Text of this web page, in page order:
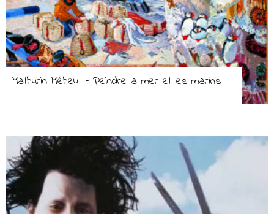
Mathurin Méheut – Peindre la mer et les marins